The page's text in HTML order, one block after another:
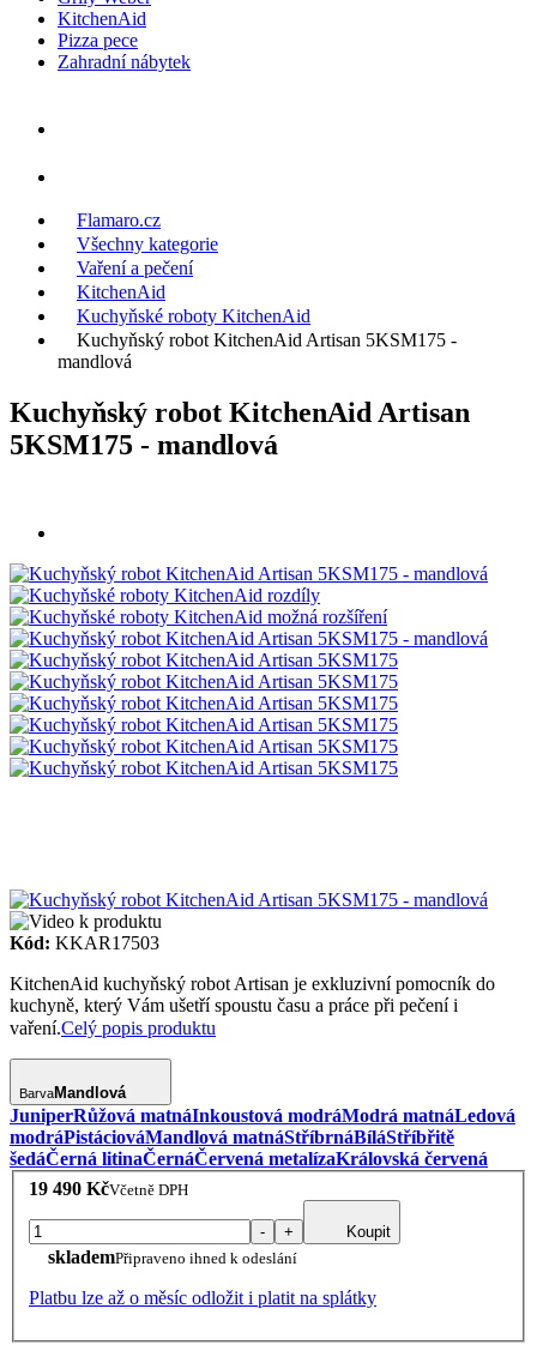
KitchenAid
Pizza pece
Zahradní nábytek
Flamaro.cz
Všechny kategorie
Vaření a pečení
KitchenAid
Kuchyňské roboty KitchenAid
Kuchyňský robot KitchenAid Artisan 5KSM175 -
mandlová
Kuchyňský robot KitchenAid Artisan
5KSM175 - mandlová
Kód: KKAR17503
KitchenAid kuchyňský robot Artisan je exkluzivní pomocník do
kuchyně, který Vám ušetří spoustu času a práce při pečení i
vaření.Celý popis produktu
BarvaMandlová
JuniperRůžová matnáInkoustová modráModrá matnáLedová
modráPistáciováMandlová matnáStříbrnáBíláStříbřitě
šedáČerná litinaČernáČervená metalízaKrálovská červená
19 490 KčVčetně DPH
- + Koupit
sklademPřipraveno ihned k odeslání
Platbu lze až o měsíc odložit i platit na splátky